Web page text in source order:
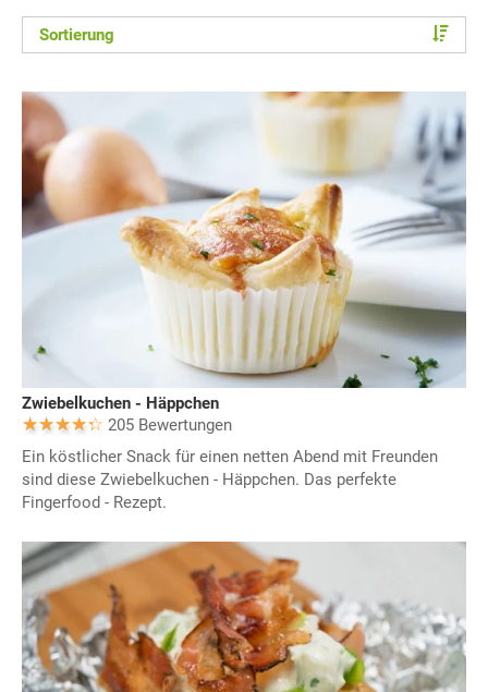
Sortierung
Zwiebelkuchen - Häppchen
205 Bewertungen
Ein köstlicher Snack für einen netten Abend mit Freunden
sind diese Zwiebelkuchen - Häppchen. Das perfekte
Fingerfood - Rezept.